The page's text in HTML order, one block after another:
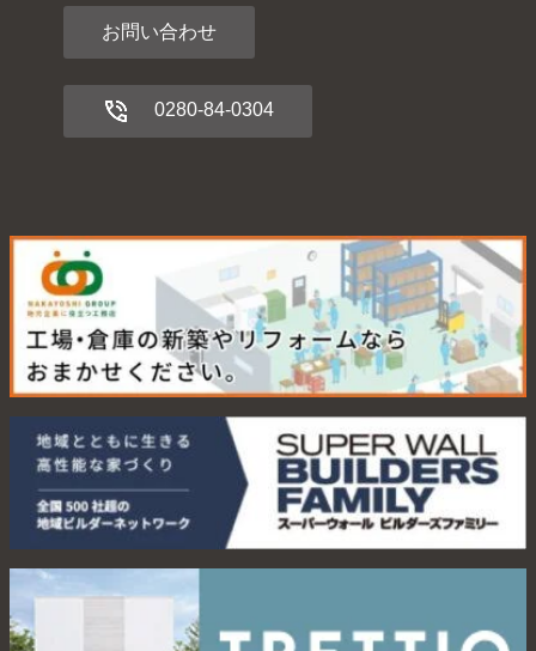
お問い合わせ
0280-84-0304